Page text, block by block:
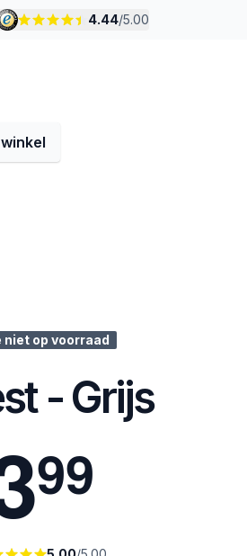
4.44/5.00
niet op voorraad
- Grijs
99